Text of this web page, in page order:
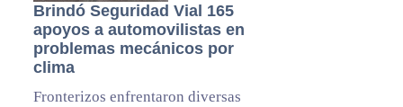
Brindó Seguridad Vial 165
apoyos a automovilistas en
problemas mecánicos por
clima
Fronterizos enfrentaron diversas